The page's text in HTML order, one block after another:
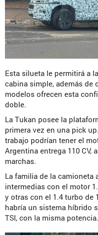
Esta silueta le permitirá a
cabina simple, además de
modelos ofrecen esta
doble.
La Tukan posee la
primera vez en una pick
trabajo podrían tener el
Argentina entrega 110 CV,
marchas.
La familia de la camioneta
intermedias con el motor
y otras con el 1.4 turbo de
habría un sistema híbrido
TSI, con la misma potencia.